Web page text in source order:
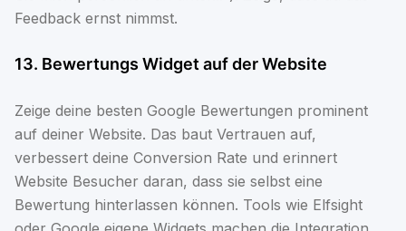
Feedback ernst nimmst.
13. Bewertungs Widget auf der Website
Zeige deine besten Google Bewertungen prominent
auf deiner Website. Das baut Vertrauen auf,
verbessert deine Conversion Rate und erinnert
Website Besucher daran, dass sie selbst eine
Bewertung hinterlassen können. Tools wie Elfsight